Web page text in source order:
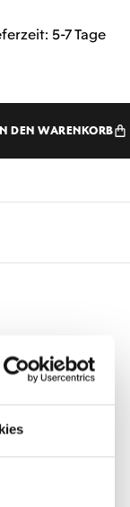
5-7 Tage
DEN WARENKORB